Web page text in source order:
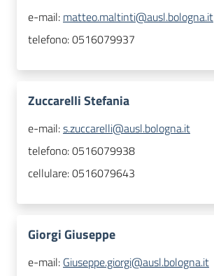
e-mail: matteo.maltinti@ausl.bologna.it
telefono:0516079937
Zuccarelli Stefania
e-mail:s.zuccarelli@ausl.bologna.it
telefono:0516079938
cellulare:0516079643
Giorgi Giuseppe
e-mail: Giuseppe.giorgi@ausl.bologna.it